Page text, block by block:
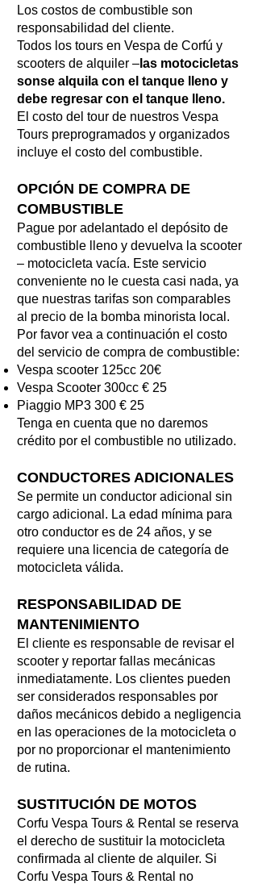
Los costos de combustible son
responsabilidad del cliente.
Todos los tours en Vespa de Corfú y
scooters de alquiler – las motocicletas
sonse alquila con el tanque lleno y
debe regresar con el tanque lleno.
El costo del tour de nuestros Vespa
Tours preprogramados y organizados
incluye el costo del combustible.
OPCIÓN DE COMPRA DE
COMBUSTIBLE
Pague por adelantado el depósito de
combustible lleno y devuelva la scooter
– motocicleta vacía. Este servicio
conveniente no le cuesta casi nada, ya
que nuestras tarifas son comparables
al precio de la bomba minorista local.
Por favor vea a continuación el costo
del servicio de compra de combustible:
Vespa scooter 125cc 20€
Vespa Scooter 300cc € 25
Piaggio MP3 300 € 25
Tenga en cuenta que no daremos
crédito por el combustible no utilizado.
CONDUCTORES ADICIONALES
Se permite un conductor adicional sin
cargo adicional. La edad mínima para
otro conductor es de 24 años, y se
requiere una licencia de categoría de
motocicleta válida.
RESPONSABILIDAD DE
MANTENIMIENTO
El cliente es responsable de revisar el
scooter y reportar fallas mecánicas
inmediatamente. Los clientes pueden
ser considerados responsables por
daños mecánicos debido a negligencia
en las operaciones de la motocicleta o
por no proporcionar el mantenimiento
de rutina.
SUSTITUCIÓN DE MOTOS
Corfu Vespa Tours & Rental se reserva
el derecho de sustituir la motocicleta
confirmada al cliente de alquiler. Si
Corfu Vespa Tours & Rental no